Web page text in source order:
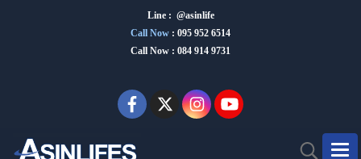
Line : @asinlife
Call Now : 095 952 6514
Call Now : 084 914 9731